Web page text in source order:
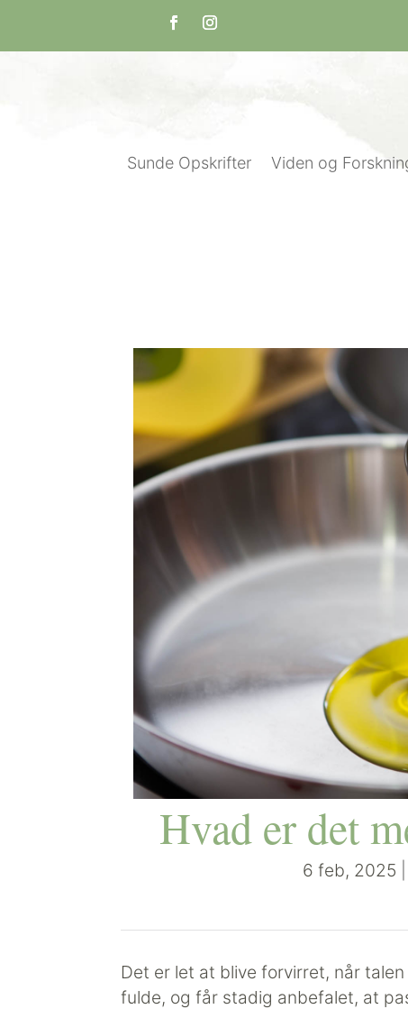
Sunde Opskrifter Viden og
Hvad er det
6 feb, 2025
Det er let at blive forvirret, når
fulde, og får stadig anbefalet, at